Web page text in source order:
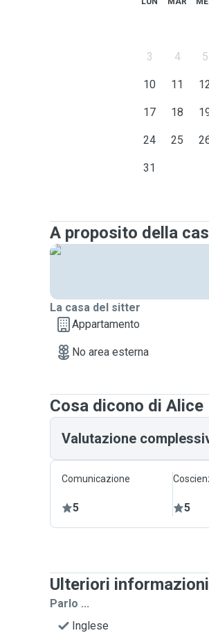
- Most days my agenda is
- Besides Italian, I'm fluent in
3 4 5
10 11
17 18
24 25
31
A proposito della
La casa del sitter
Appartamento
No area esterna
Cosa dicono di Alice
Valutazione
Comunicazione
5 5
Ulteriori
Parlo ...
Inglese